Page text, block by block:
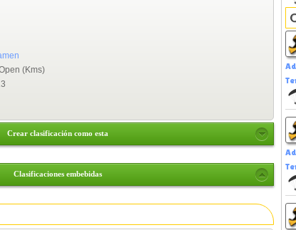
(Kms)
Crear clasificación como esta
Clasificaciones embebidas